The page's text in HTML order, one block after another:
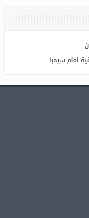
امام سيمبا